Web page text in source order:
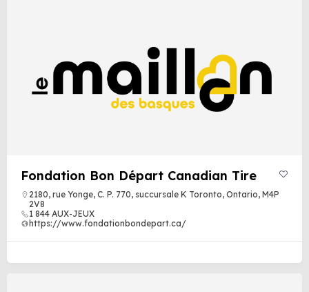
Fondation Bon Départ Canadian Tire
2180, rue Yonge, C. P. 770, succursale K Toronto, Ontario, M4P
2V8
1 844 AUX-JEUX
https://www.fondationbondepart.ca/